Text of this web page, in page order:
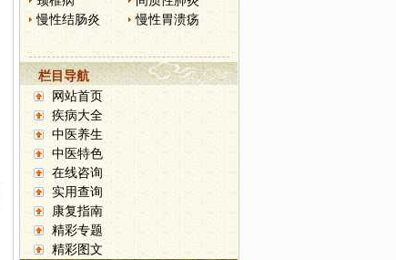
慢性结肠炎
慢性胃溃疡
栏目导航
网站首页
疾病大全
中医养生
中医特色
在线咨询
实用查询
康复指南
精彩专题
精彩图文